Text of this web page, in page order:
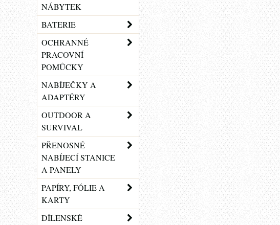
NÁBYTEK
BATERIE
OCHRANNÉ
PRACOVNÍ
POMŮCKY
NABÍJEČKY A
ADAPTÉRY
OUTDOOR A
SURVIVAL
PŘENOSNÉ
NABÍJECÍ STANICE
A PANELY
PAPÍRY, FÓLIE A
KARTY
DÍLENSKÉ